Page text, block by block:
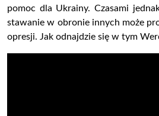
pomoc dla Ukrainy. Czasami
stawanie w obronie innych może
opresji. Jak odnajdzie się w tym